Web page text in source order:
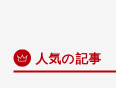
人気の記事